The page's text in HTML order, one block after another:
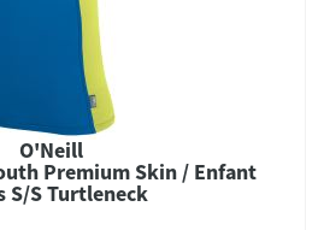
O'Neill
Premium Skin / Enfant
S/S Turtleneck